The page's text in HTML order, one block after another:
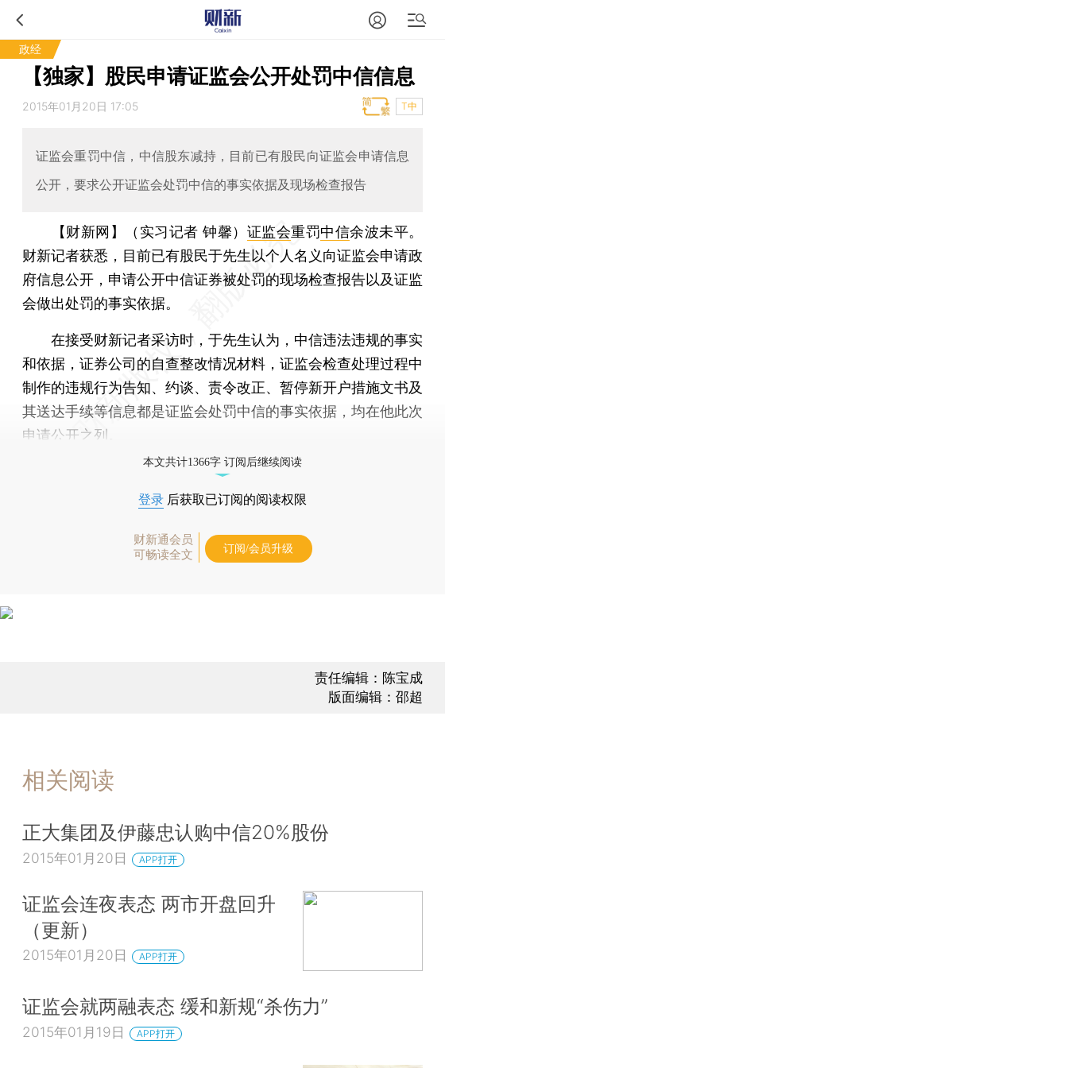
政经
【独家】股民申请证监会公开处罚中信信息
2015年01月20日 17:05 T中
证监会重罚中信，中信股东减持，目前已有股民向证监会申请信息
公开，要求公开证监会处罚中信的事实依据及现场检查报告
【财新网】（实习记者 钟馨） 证监会重罚中信余波未平。
财新记者获悉，目前已有股民于先生以个人名义向证监会申请政
府信息公开，申请公开中信证券被处罚的现场检查报告以及证监
会做出处罚的事实依据。
在接受财新记者采访时，于先生认为，中信违法违规的事实
和依据，证券公司的自查整改情况材料，证监会检查处理过程中
制作的违规行为告知、约谈、责令改正、暂停新开户措施文书及
其送达手续等信息都是证监会处罚中信的事实依据，均在他此次
申请公开之列。
本文共计1366字 订阅后继续阅读
登录 后获取已订阅的阅读权限
财新通会员
可畅读全文
订阅/会员升级
责任编辑：陈宝成
版面编辑：邵超
相关阅读
正大集团及伊藤忠认购中信20%股份
2015年01月20日 APP打开
证监会连夜表态 两市开盘回升
（更新）
2015年01月20日 APP打开
证监会就两融表态 缓和新规“杀伤力”
2015年01月19日 APP打开